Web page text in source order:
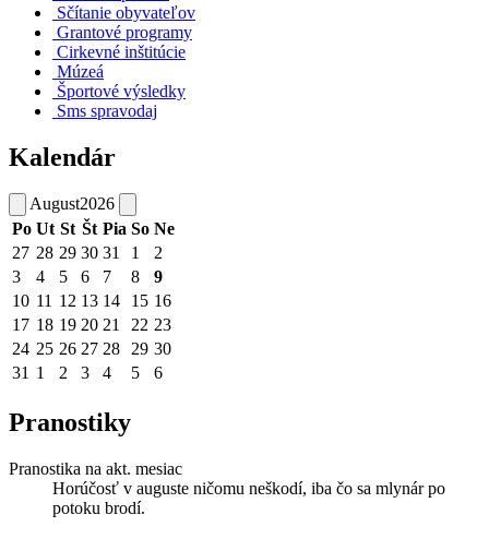
Sčítanie obyvateľov
Grantové programy
Cirkevné inštitúcie
Múzeá
Športové výsledky
Sms spravodaj
Kalendár
August2026
Po Ut St Št Pia So Ne
27 28 29 30 31 1
2
3
4 5 6 7 8
9
10 11 12 13 14 15 16
17 18 19 20 21 22 23
24 25 26 27 28 29 30
31 1 2 3 4 5 6
Pranostiky
Pranostika na akt. mesiac
Horúčosť v auguste ničomu neškodí, iba čo sa mlynár po
potoku brodí.